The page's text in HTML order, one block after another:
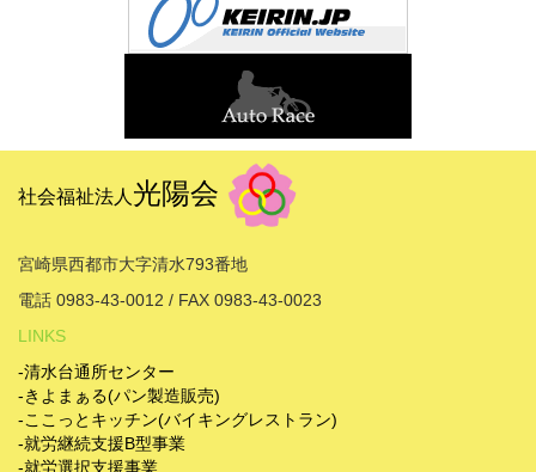
社会福祉法人 光陽会
宮崎県西都市大字清水793番地
電話 0983-43-0012 / FAX 0983-43-0023
LINKS
-清水台通所センター
-きよまぁる(パン製造販売)
-ここっとキッチン(バイキングレストラン)
-就労継続支援B型事業
-就労選択支援事業